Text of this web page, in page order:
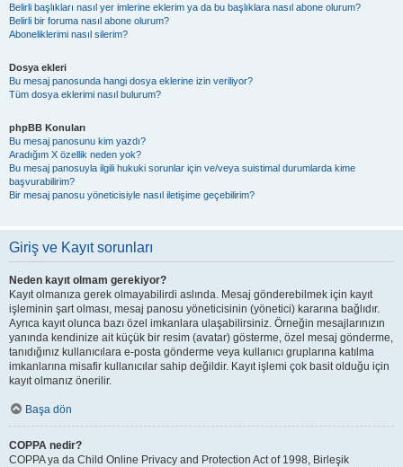
Belirli başlıkları nasıl yer imlerine eklerim ya da bu başlıklara nasıl abone olurum?
Belirli bir foruma nasıl abone olurum?
Aboneliklerimi nasıl silerim?
Dosya ekleri
Bu mesaj panosunda hangi dosya eklerine izin veriliyor?
Tüm dosya eklerimi nasıl bulurum?
phpBB Konuları
Bu mesaj panosunu kim yazdı?
Aradığım X özellik neden yok?
Bu mesaj panosuyla ilgili hukuki sorunlar için ve/veya suistimal durumlarda kime
başvurabilirim?
Bir mesaj panosu yöneticisiyle nasıl iletişime geçebilirim?
Giriş ve Kayıt sorunları
Neden kayıt olmam gerekiyor?
Kayıt olmanıza gerek olmayabilirdi aslında. Mesaj gönderebilmek için kayıt
işleminin şart olması, mesaj panosu yöneticisinin (yönetici) kararına bağlıdır.
Ayrıca kayıt olunca bazı özel imkanlara ulaşabilirsiniz. Örneğin mesajlarınızın
yanında kendinize ait küçük bir resim (avatar) gösterme, özel mesaj gönderme,
tanıdığınız kullanıcılara e-posta gönderme veya kullanıcı gruplarına katılma
imkanlarına misafir kullanıcılar sahip değildir. Kayıt işlemi çok basit olduğu için
kayıt olmanız önerilir.
Başa dön
COPPA nedir?
COPPA ya da Child Online Privacy and Protection Act of 1998, Birleşik